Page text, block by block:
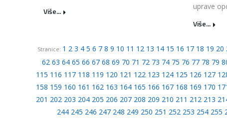
Više...
uprave
Više...
Stranice: 1 2 3 4 5 6 7 8 9 10 11 12 13 14 15 16 17 18 19 20
62 63 64 65 66 67 68 69 70 71 72 73 74 75 76 77 78 79
115 116 117 118 119 120 121 122 123 124 125 126 127
158 159 160 161 162 163 164 165 166 167 168 169 170
201 202 203 204 205 206 207 208 209 210 211 212 213
244 245 246 247 248 249 250 251 252 253 254 255